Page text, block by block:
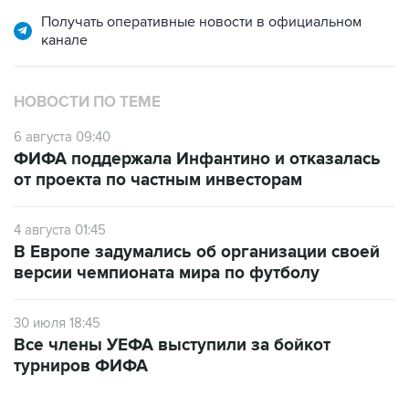
Получать оперативные новости в официальном
канале
НОВОСТИ ПО ТЕМЕ
6 августа 09:40
ФИФА поддержала Инфантино и отказалась
от проекта по частным инвесторам
4 августа 01:45
В Европе задумались об организации своей
версии чемпионата мира по футболу
30 июля 18:45
Все члены УЕФА выступили за бойкот
турниров ФИФА